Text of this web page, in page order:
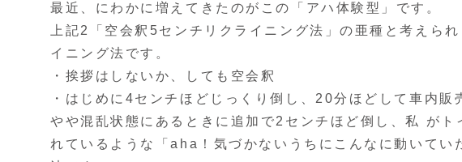
最近、にわかに増えてきたのがこの「アハ体験型」です。
上記2「空会釈5センチリクライニング法」の亜種と考えら
イニング法です。
・挨拶はしないか、しても空会釈
・はじめに4センチほどじっくり倒し、20分ほどして車内
やや混乱状態にあるときに追加で2センチほど倒し、私 が
れているような「aha！気づかないうちにこんなに動いて